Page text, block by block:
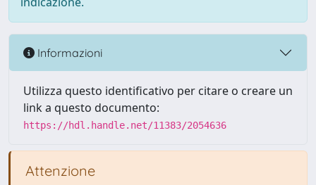
Informazioni
Utilizza questo identificativo per citare o creare un
link a questo documento:
https://hdl.handle.net/11383/2054636
Attenzione